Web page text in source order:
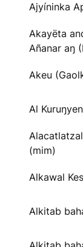
Ajyíninka
Akayëta
Añanar aŋ
Akeu
Al
(mim)
Alkawal
Alkitab